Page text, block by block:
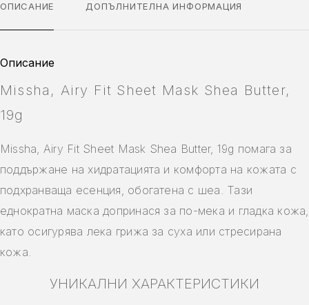
ОПИСАНИЕ ДОПЪЛНИТЕЛНА ИНФОРМАЦИЯ
Описание
Missha, Airy Fit Sheet Mask Shea Butter,
19g
Missha, Airy Fit Sheet Mask Shea Butter, 19g помага за
поддържане на хидратацията и комфорта на кожата с
подхранваща есенция, обогатена с шеа. Тази
еднократна маска допринася за по-мека и гладка кожа,
като осигурява лека грижа за суха или стресирана
кожа.
УНИКАЛНИ ХАРАКТЕРИСТИКИ